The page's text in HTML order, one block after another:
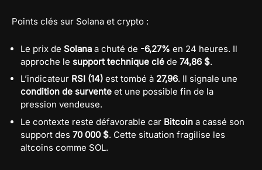
Points clés sur Solana et crypto :
Le prix de Solana a chuté de -6,27% en 24 heures. Il
approche le support technique clé de 74,86 $.
L’indicateur RSI (14) est tombé à 27,96. Il signale une
condition de survente et une possible fin de la
pression vendeuse.
Le contexte reste défavorable car Bitcoin a cassé son
support des 70 000 $. Cette situation fragilise les
altcoins comme SOL.